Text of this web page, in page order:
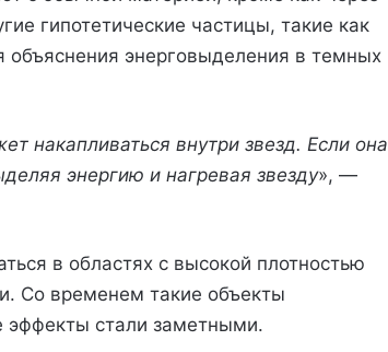
гипотетические частицы, такие как
объяснения энерговыделения в темных
накапливаться внутри звезд. Если она
энергию и нагревая звезду», —
в областях с высокой плотностью
Со временем такие объекты
эффекты стали заметными.